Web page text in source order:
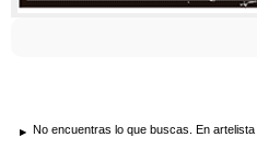
No encuentras lo que buscas. En artelista